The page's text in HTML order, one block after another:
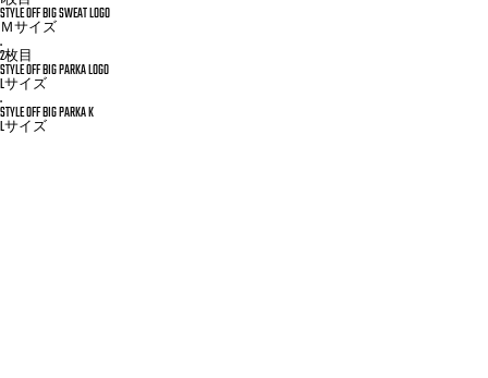
STYLE OFF BIG SWEAT LOGO
Ｍサイズ
.
2枚目
STYLE OFF BIG PARKA LOGO
Lサイズ
.
STYLE OFF BIG PARKA K
Lサイズ